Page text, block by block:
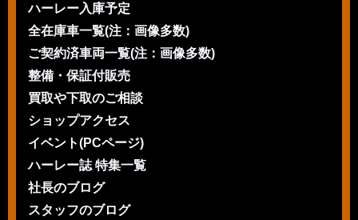
ハーレー入庫予定
全在庫車一覧(注：画像多数)
ご契約済車両一覧(注：画像多数)
整備・保証付販売
買取や下取のご相談
ショップアクセス
イベント(PCページ)
ハーレー誌 特集一覧
社長のブログ
スタッフのブログ